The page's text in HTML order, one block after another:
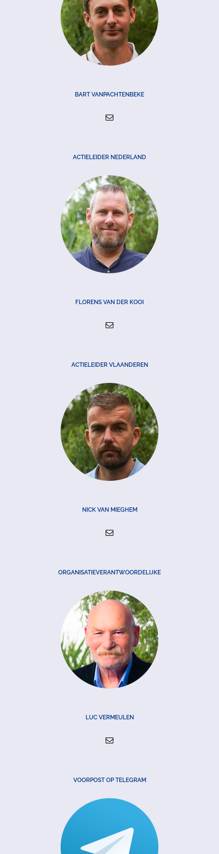
BART VANPACHTENBEKE
ACTIELEIDER NEDERLAND
FLORENS VAN DER KOOI
ACTIELEIDER VLAANDEREN
NICK VAN MIEGHEM
ORGANISATIEVERANTWOORDELIJKE
LUC VERMEULEN
VOORPOST OP TELEGRAM